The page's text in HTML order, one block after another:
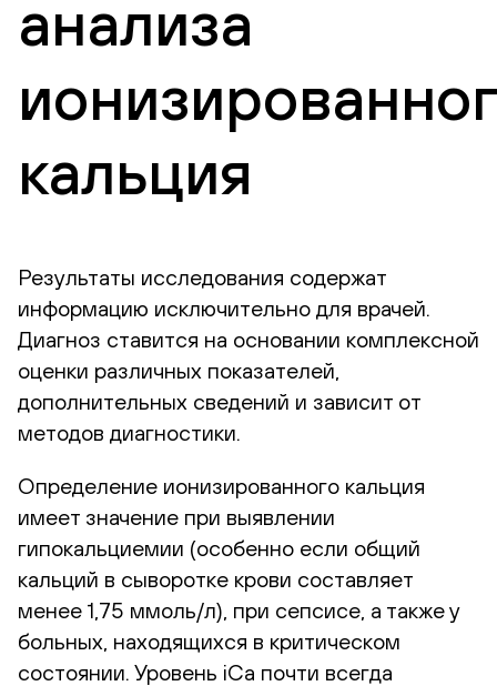
анализа
кальция
Результаты исследования содержат
информацию исключительно для врачей.
Диагноз ставится на основании комплексной
оценки различных показателей,
дополнительных сведений и зависит от
методов диагностики.
Определение ионизированного кальция
имеет значение при выявлении
гипокальциемии (особенно если общий
кальций в сыворотке крови составляет
менее 1,75 ммоль/л), при сепсисе, а также у
больных, находящихся в критическом
состоянии. Уровень iCa почти всегда